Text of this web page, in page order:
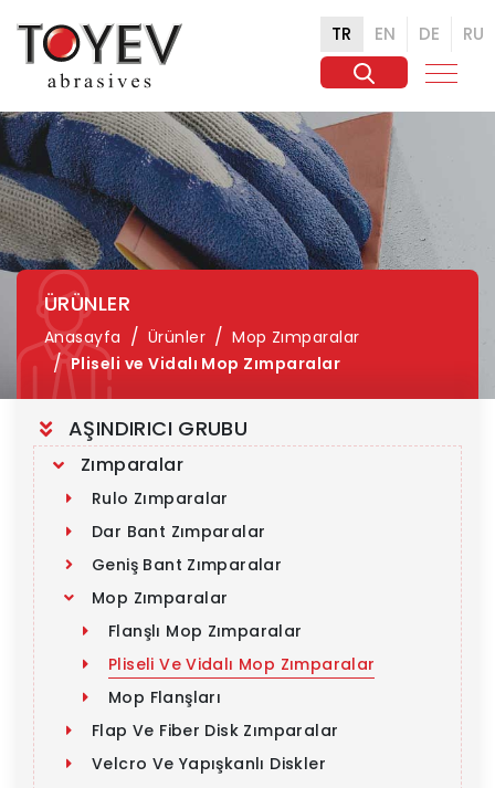
TR EN DE RU
ÜRÜNLER
Anasayfa Ürünler
Mop Zımparalar
Pliseli ve Vidalı Mop Zımparalar
AŞINDIRICI GRUBU
Zımparalar
Rulo Zımparalar
Dar Bant Zımparalar
Geniş Bant Zımparalar
Mop Zımparalar
Flanşlı Mop Zımparalar
Pliseli Ve Vidalı Mop Zımparalar
Mop Flanşları
Flap Ve Fiber Disk Zımparalar
Velcro Ve Yapışkanlı Diskler